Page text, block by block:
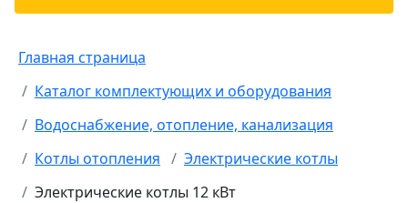
Главная страница
Каталог комплектующих и оборудования
Водоснабжение, отопление, канализация
Котлы отопления
Электрические котлы
Электрические котлы 12 кВт